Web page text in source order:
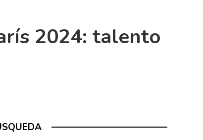
2024: talento